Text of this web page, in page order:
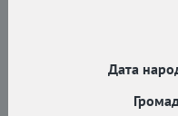
Дата